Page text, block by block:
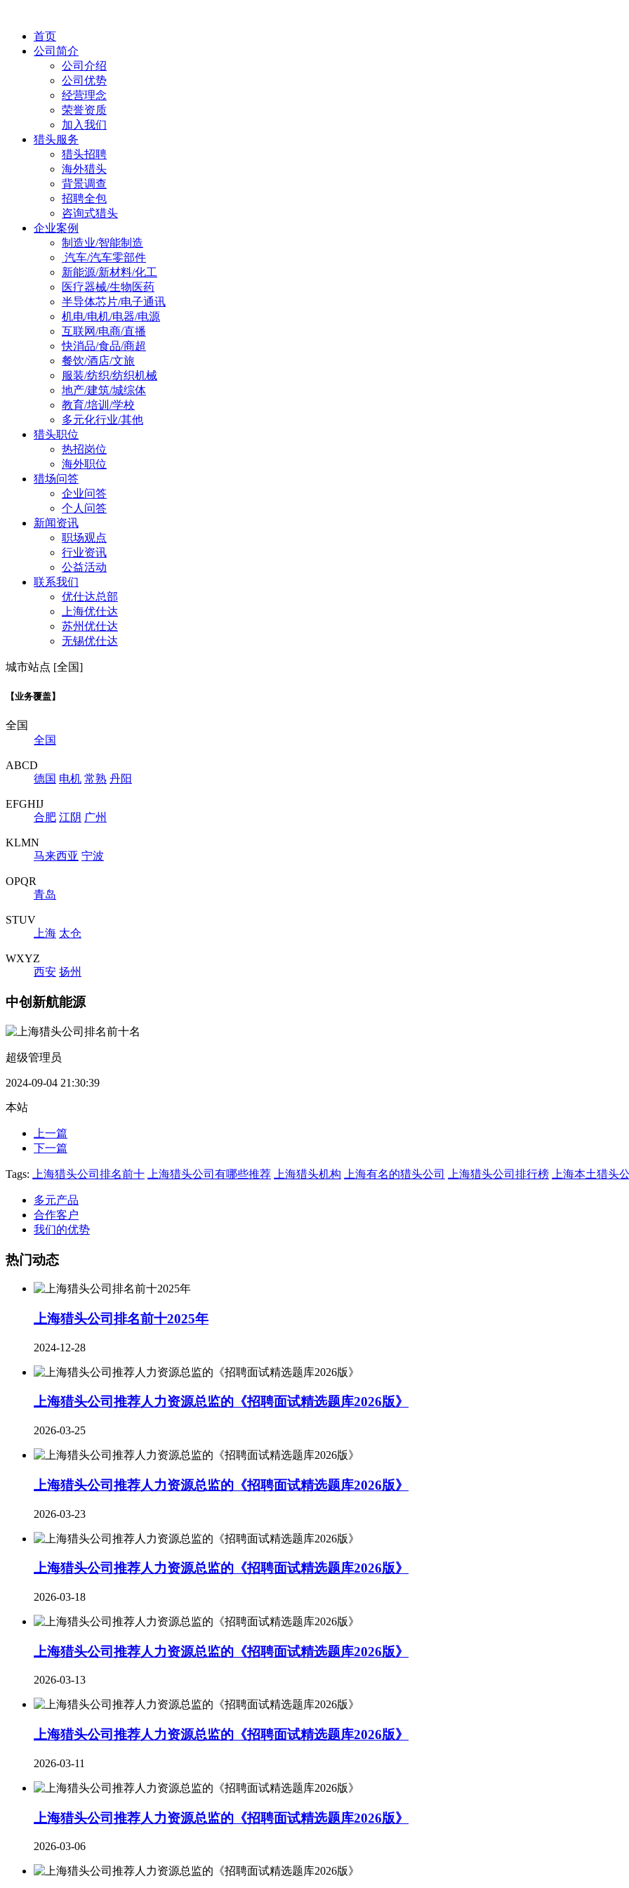
首页
公司简介
公司介绍
公司优势
经营理念
荣誉资质
加入我们
猎头服务
猎头招聘
海外猎头
背景调查
招聘全包
咨询式猎头
企业案例
制造业/智能制造
汽车/汽车零部件
新能源/新材料/化工
医疗器械/生物医药
半导体芯片/电子通讯
机电/电机/电器/电源
互联网/电商/直播
快消品/食品/商超
餐饮/酒店/文旅
服装/纺织/纺织机械
地产/建筑/城综体
教育/培训/学校
多元化行业/其他
猎头职位
热招岗位
海外职位
猎场问答
企业问答
个人问答
新闻资讯
职场观点
行业资讯
公益活动
联系我们
优仕达总部
上海优仕达
苏州优仕达
无锡优仕达
城市站点 [全国]
【业务覆盖】
全国
全国
ABCD
德国 电机 常熟 丹阳
EFGHIJ
合肥 江阴 广州
KLMN
马来西亚 宁波
OPQR
青岛
STUV
上海 太仓
WXYZ
西安 扬州
中创新航能源
超级管理员
2024-09-04 21:30:39
本站
上一篇
下一篇
Tags: 上海猎头公司排名前十 上海猎头公司有哪些推荐 上海猎头机构 上海有名的猎头公司 上海猎头公司排行榜 上海本土猎头
多元产品
合作客户
我们的优势
热门动态
上海猎头公司排名前十2025年
2024-12-28
上海猎头公司推荐人力资源总监的《招聘面试精选题库2026版》
2026-03-25
上海猎头公司推荐人力资源总监的《招聘面试精选题库2026版》
2026-03-23
上海猎头公司推荐人力资源总监的《招聘面试精选题库2026版》
2026-03-18
上海猎头公司推荐人力资源总监的《招聘面试精选题库2026版》
2026-03-13
上海猎头公司推荐人力资源总监的《招聘面试精选题库2026版》
2026-03-11
上海猎头公司推荐人力资源总监的《招聘面试精选题库2026版》
2026-03-06